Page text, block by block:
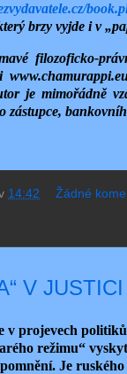
brzy vyjde i v
filozoficko-
je mimořádně
zástupce,
14:42 Žádné
V JUSTICI
v projevech
režimu“
Je